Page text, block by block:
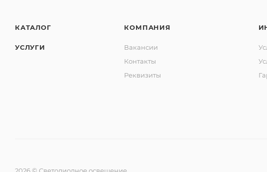
КАТАЛОГ
УСЛУГИ
КОМПАНИЯ
Вакансии
Контакты
Реквизиты